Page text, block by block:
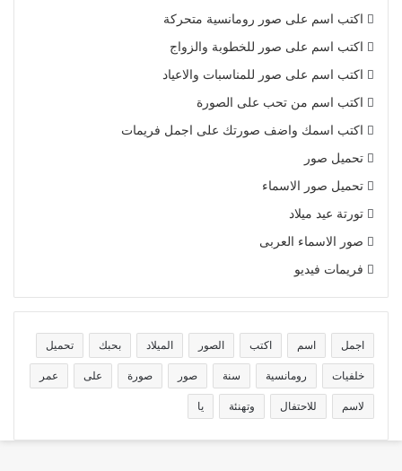
اكتب اسم على صور رومانسية متحركة
اكتب اسم على صور للخطوبة والزواج
اكتب اسم على صور للمناسبات والاعياد
اكتب اسم من تحب على الصورة
اكتب اسمك واضف صورتك على اجمل فريمات
تحميل صور
تحميل صور الاسماء
تورتة عيد ميلاد
صور الاسماء العربى
فريمات فيديو
اجمل اسم اكتب الصور الميلاد بحبك تحميل
خلفيات رومانسية سنة صور صورة على عمر
لاسم للاحتفال وتهنئة يا